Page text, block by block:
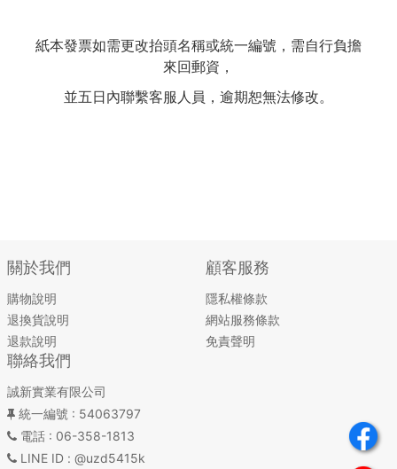
紙本發票如需更改抬頭名稱或統一編號，需自行負擔
來回郵資，
並五日內聯繫客服人員，逾期恕無法修改。
關於我們
購物說明
退換貨說明
退款說明
顧客服務
隱私權條款
網站服務條款
免責聲明
聯絡我們
誠新實業有限公司
統一編號 : 54063797
電話: 06-358-1813
LINE ID : @uzd5415k